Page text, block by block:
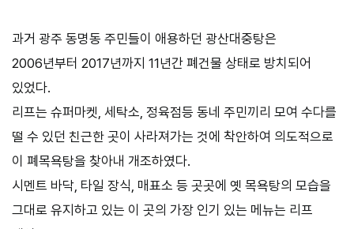
과거 광주 동명동 주민들이 애용하던 광산대중탕은
2006년부터 2017년까지 11년간 폐건물 상태로 방치되어
있었다.
리프는 슈퍼마켓, 세탁소, 정육점등 동네 주민끼리 모여 수다를
떨 수 있던 친근한 곳이 사라져가는 것에 착안하여 의도적으로
이 폐목욕탕을 찾아내 개조하였다.
시멘트 바닥, 타일 장식, 매표소 등 곳곳에 옛 목욕탕의 모습을
그대로 유지하고 있는 이 곳의 가장 인기 있는 메뉴는 리프